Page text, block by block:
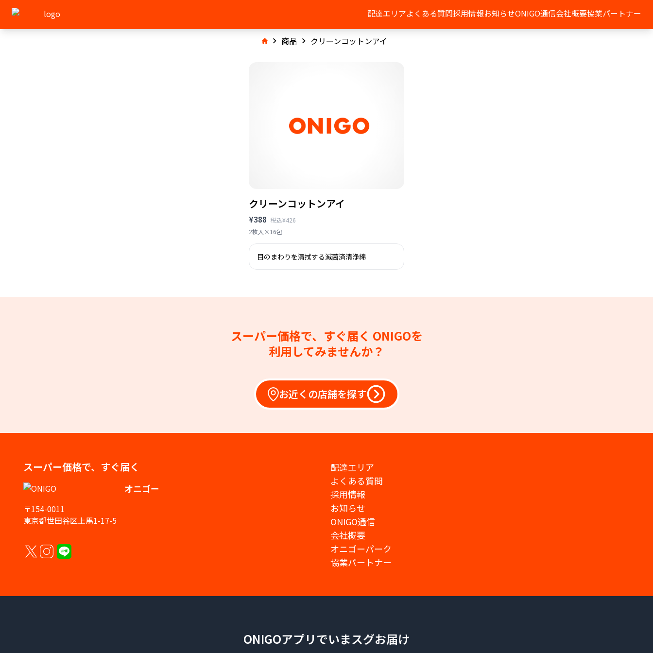
配達エリアよくある質問採用情報お知らせONIGO通信会社概要協業パートナー
商品 クリーンコットンアイ
クリーンコットンアイ
¥388 税込¥426
2枚入×16包
目のまわりを清拭する滅菌済清浄綿
スーパー価格で、すぐ届く ONIGOを
利用してみませんか？
お近くの店舗を探す
スーパー価格で、すぐ届く
オニゴー
〒154-0011
東京都世田谷区上馬1-17-5
配達エリア
よくある質問
採用情報
お知らせ
ONIGO通信
会社概要
オニゴーパーク
協業パートナー
ONIGOアプリでいまスグお届け